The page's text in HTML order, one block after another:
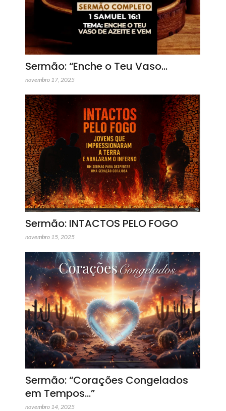
Sermão: “Enche o Teu Vaso…
novembro 17, 2025
Sermão: INTACTOS PELO FOGO
novembro 15, 2025
Sermão: “Corações Congelados
em Tempos…”
novembro 14, 2025